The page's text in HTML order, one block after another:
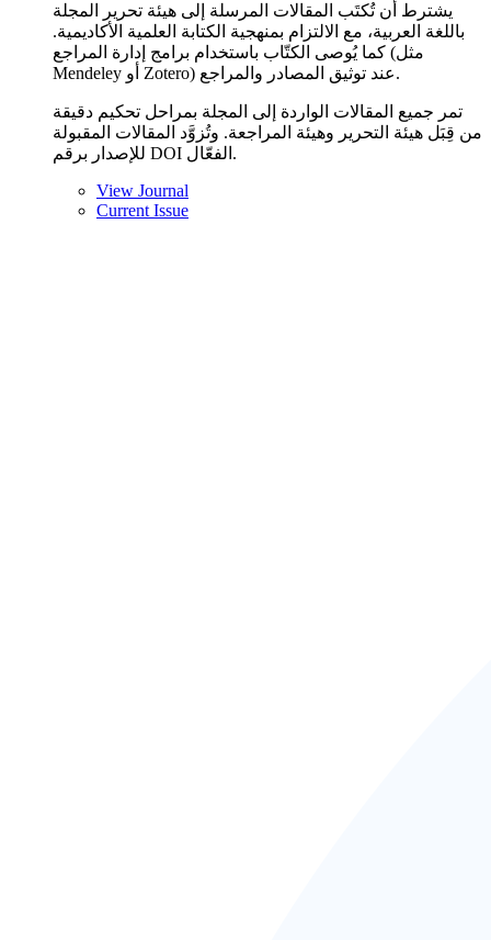
يشترط أن تُكتَب المقالات المرسلة إلى هيئة تحرير المجلة
باللغة العربية، مع الالتزام بمنهجية الكتابة العلمية الأكاديمية.
كما يُوصى الكتّاب باستخدام برامج إدارة المراجع (مثل
Mendeley أو Zotero) عند توثيق المصادر والمراجع.
تمر جميع المقالات الواردة إلى المجلة بمراحل تحكيم دقيقة
من قِبَل هيئة التحرير وهيئة المراجعة. وتُزوَّد المقالات المقبولة
للإصدار برقم DOI الفعّال.
View Journal
Current Issue